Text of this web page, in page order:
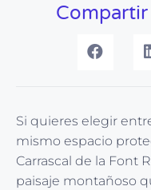
Si quieres elegir
mismo espacio
Carrascal de la Font
paisaje montañoso